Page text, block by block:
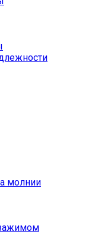
молнии